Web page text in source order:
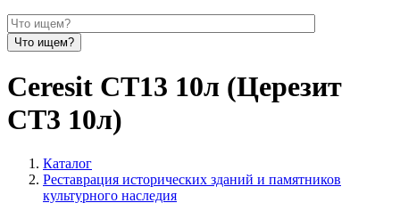
Ceresit CT13 10л (Церезит
СТ3 10л)
Каталог
Реставрация исторических зданий и памятников
культурного наследия